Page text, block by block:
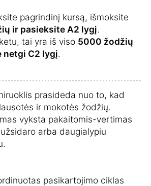
pagrindinį kursą, išmoksite
ir pasieksite A2 lygį.
tai yra iš viso 5000 žodžių
netgi C2 lygį.
prasideda nuo to, kad
ir mokotės žodžių.
vyksta pakaitomis-vertimas
arba daugialypiu
pasikartojimo ciklas